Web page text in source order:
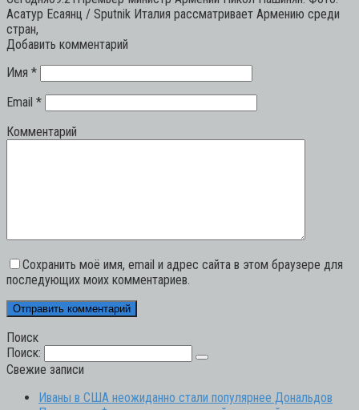
Асатур Есаянц / Sputnik Италия рассматривает Армению среди
стран,
Добавить комментарий
Имя *
Email *
Комментарий
Сохранить моё имя, email и адрес сайта в этом браузере для
последующих моих комментариев.
Поиск
Поиск:
Свежие записи
Иваны в США неожиданно стали популярнее Дональдов